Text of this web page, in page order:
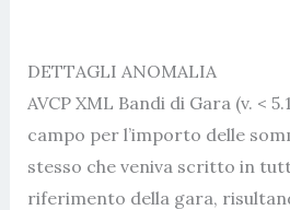
DETTAGLI ANOMALIA
AVCP XML Bandi di Gara (v. <
campo per l’importo delle
stesso che veniva scritto in
riferimento della gara,